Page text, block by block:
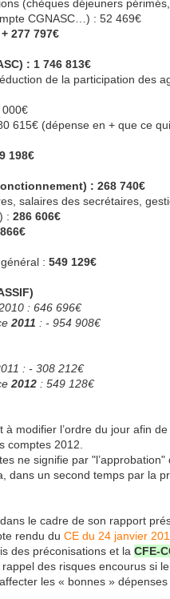
(chèques déjeuners périmés,
CGNASC…) : 52 469€
277 797€
: 1 746 813€
de la participation des
000€
615€ (dépense en + que ce
198€
: 268 740€
salaires des secrétaires,
: 286 606€
: 549 129€
: 646 696€
2011 : - 954 908€
: - 308 212€
2012 : 549 128€
à modifier l’ordre du jour afin
comptes 2012.
ne signifie par "l’approbation"
dans un second temps par la
le cadre de son rapport
rendu du CE du 24 janvier
des préconisations et la CFE-
des risques encourus si
les « bonnes »